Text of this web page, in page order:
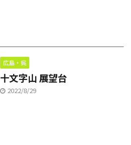
広島・呉
十文字山 展望台
2022/8/29